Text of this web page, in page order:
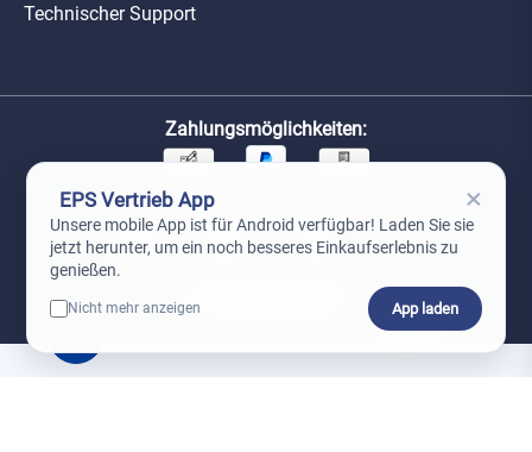
Technischer Support
Zahlungsmöglichkeiten:
Unsere Versandpartner:
EPS Vertrieb App ×
Unsere mobile App ist für Android verfügbar! Laden Sie sie
jetzt herunter, um ein noch besseres Einkaufserlebnis zu
genießen.
Nicht mehr anzeigen App laden